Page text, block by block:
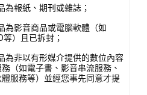
為報紙、期刊或雜誌；
為影音商品或電腦軟體（如
等）且已拆封；
為非以有形媒介提供的數位內容
（如電子書、影音串流服務、
服務等）並經您事先同意才提